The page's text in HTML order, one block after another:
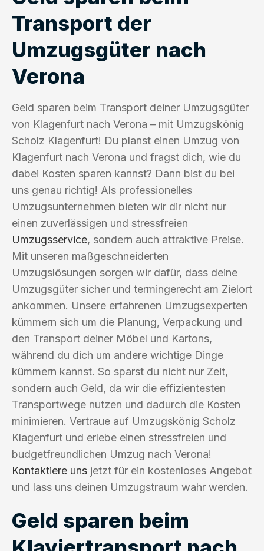
Transport der
Umzugsgüter nach
Verona
Geld sparen beim Transport deiner Umzugsgüter
von Klagenfurt nach Verona – mit Umzugskönig
Scholz Klagenfurt! Du planst einen Umzug von
Klagenfurt nach Verona und fragst dich, wie du
dabei Kosten sparen kannst? Dann bist du bei
uns genau richtig! Als professionelles
Umzugsunternehmen bieten wir dir nicht nur
einen zuverlässigen und stressfreien
Umzugsservice, sondern auch attraktive Preise.
Mit unseren maßgeschneiderten
Umzugslösungen sorgen wir dafür, dass deine
Umzugsgüter sicher und termingerecht am Zielort
ankommen. Unsere erfahrenen Umzugsexperten
kümmern sich um die Planung, Verpackung und
den Transport deiner Möbel und Kartons,
während du dich um andere wichtige Dinge
kümmern kannst. So sparst du nicht nur Zeit,
sondern auch Geld, da wir die effizientesten
Transportwege nutzen und dadurch die Kosten
minimieren. Vertraue auf Umzugskönig Scholz
Klagenfurt und erlebe einen stressfreien und
budgetfreundlichen Umzug nach Verona!
Kontaktiere uns jetzt für ein kostenloses Angebot
und lass uns deinen Umzugstraum wahr werden.
Geld sparen beim